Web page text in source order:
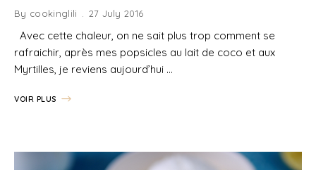
By cookinglili 27 July 2016
Avec cette chaleur, on ne sait plus trop comment se
rafraichir, après mes popsicles au lait de coco et aux
Myrtilles, je reviens aujourd’hui …
VOIR PLUS